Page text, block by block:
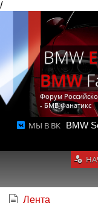
/
BMW
BMW
Форум
- БМВ Фанатикс
МЫ В ВК BMW
Лента